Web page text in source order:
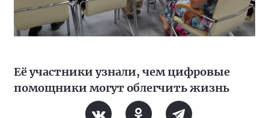
Её участники узнали, чем цифровые
помощники могут облегчить жизнь